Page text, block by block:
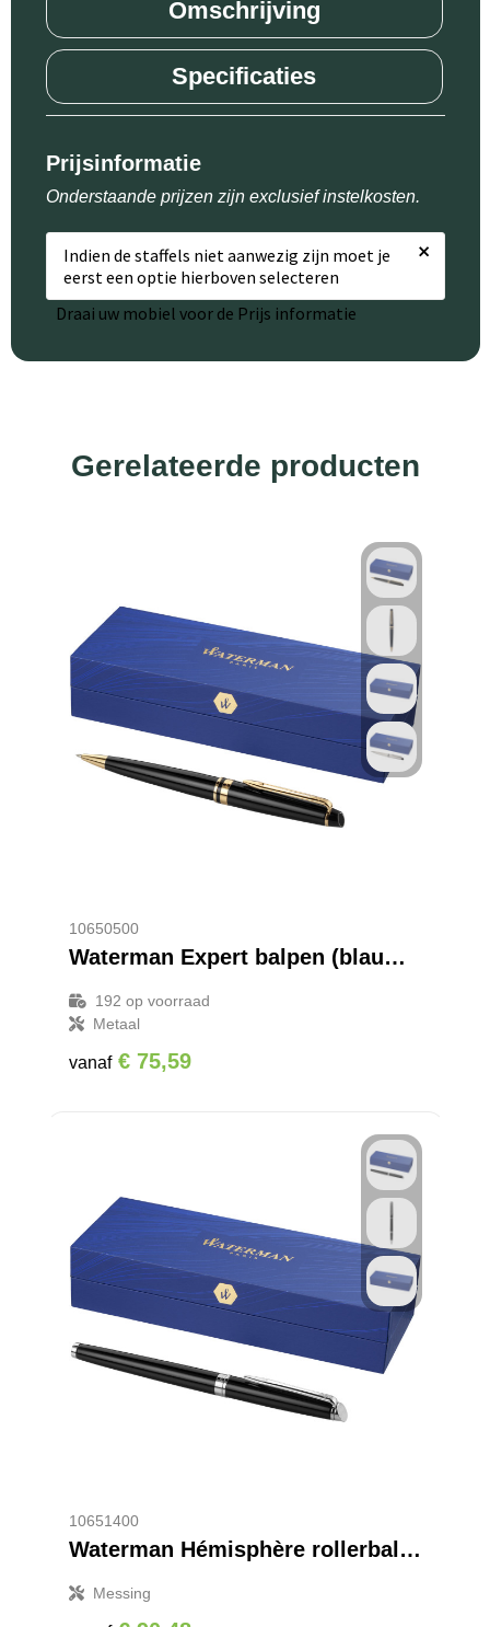
Omschrijving
Specificaties
Prijsinformatie
Onderstaande prijzen zijn exclusief instelkosten.
Indien de staffels niet aanwezig zijn moet je
eerst een optie hierboven selecteren
×
Draai uw mobiel voor de Prijs informatie
Gerelateerde producten
10650500
Waterman Expert balpen (blauwe inkt)
192 op voorraad
Metaal
vanaf € 75,59
10651400
Waterman Hémisphère rollerbalpen (zwarte inkt)
Messing